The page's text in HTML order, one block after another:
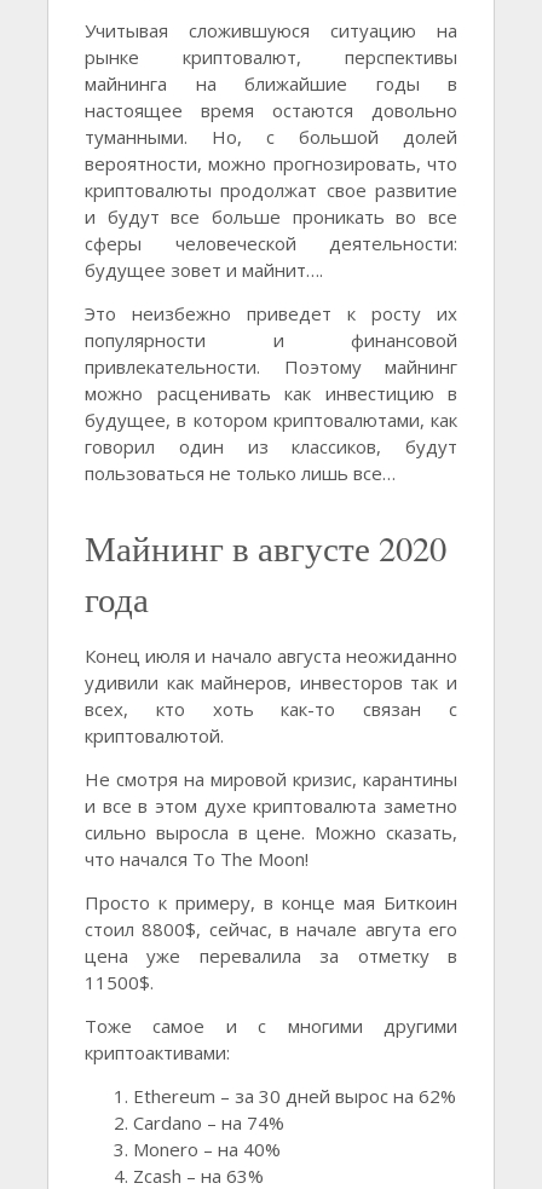
Учитывая сложившуюся ситуацию на
рынке криптовалют, перспективы
майнинга на ближайшие годы в
настоящее время остаются довольно
туманными. Но, с большой долей
вероятности, можно прогнозировать, что
криптовалюты продолжат свое развитие
и будут все больше проникать во все
сферы человеческой деятельности:
будущее зовет и майнит….
Это неизбежно приведет к росту их
популярности и финансовой
привлекательности. Поэтому майнинг
можно расценивать как инвестицию в
будущее, в котором криптовалютами, как
говорил один из классиков, будут
пользоваться не только лишь все…
Майнинг в августе 2020
года
Конец июля и начало августа неожиданно
удивили как майнеров, инвесторов так и
всех, кто хоть как-то связан с
криптовалютой.
Не смотря на мировой кризис, карантины
и все в этом духе криптовалюта заметно
сильно выросла в цене. Можно сказать,
что начался To The Moon!
Просто к примеру, в конце мая Биткоин
стоил 8800$, сейчас, в начале авгута его
цена уже перевалила за отметку в
11500$.
Тоже самое и с многими другими
криптоактивами:
Ethereum – за 30 дней вырос на 62%
Cardano – на 74%
Monero – на 40%
Zcash – на 63%